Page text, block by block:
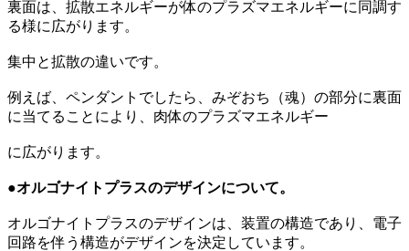
裏面は、拡散エネルギーが体のプラズマエネルギーに同調す
る様に広がります。
集中と拡散の違いです。
例えば、ペンダントでしたら、みぞおち（魂）の部分に裏面
に当てることにより、肉体のプラズマエネルギー
に広がります。
●オルゴナイトプラスのデザインについて。
オルゴナイトプラスのデザインは、装置の構造であり、電子
回路を伴う構造がデザインを決定しています。